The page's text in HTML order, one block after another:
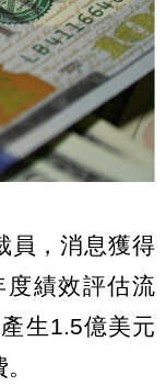
員，消息獲得
績效評估流
生1.5億美元